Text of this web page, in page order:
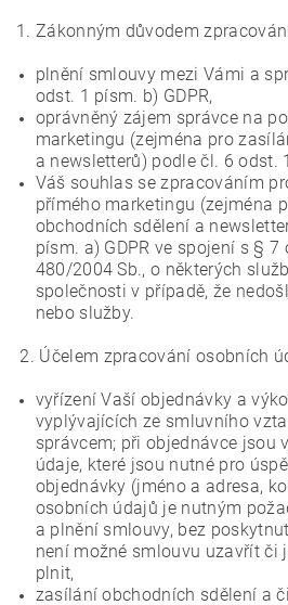
1. Zákonným důvodem
plnění smlouvy mezi Vámi a
odst. 1 písm. b) GDPR,
oprávněný zájem správce na
marketingu (zejména pro
a newsletterů) podle čl. 6 odst.
Váš souhlas se zpracováním
přímého marketingu (zejména
obchodních sdělení a
písm. a) GDPR ve spojení s § 7
480/2004 Sb., o některých
společnosti v případě, že
nebo služby.
2. Účelem zpracování osobních
vyřízení Vaší objednávky a
vyplývajících ze smluvního
správcem; při objednávce jsou
údaje, které jsou nutné pro
objednávky (jméno a adresa,
osobních údajů je nutným
a plnění smlouvy, bez
není možné smlouvu uzavřít či
plnit,
zasílání obchodních sdělení a